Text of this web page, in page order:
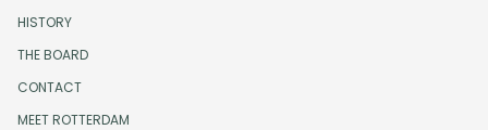
HISTORY
THE BOARD
CONTACT
MEET ROTTERDAM